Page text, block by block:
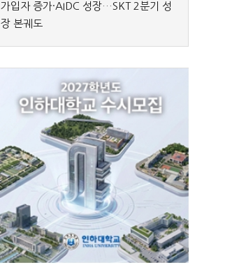
가입자 증가·AIDC 성장…SKT 2분기 성
장 본궤도